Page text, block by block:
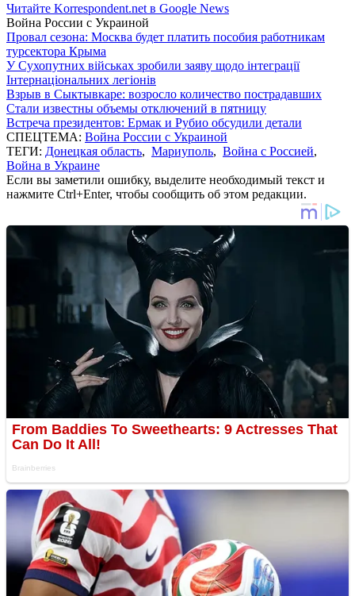
Читайте Korrespondent.net в Google News
Война России с Украиной
Провал сезона: Москва будет платить пособия работникам
турсектора Крыма
У Сухопутних військах зробили заяву щодо інтеграції
Інтернаціональних легіонів
Взрыв в Сыктывкаре: возросло количество пострадавших
Стали известны объемы отключений в пятницу
Встреча президентов: Ермак и Рубио обсудили детали
СПЕЦТЕМА: Война России с Украиной
ТЕГИ: Донецкая область, Мариуполь, Война с Россией,
Война в Украине
Если вы заметили ошибку, выделите необходимый текст и
нажмите Ctrl+Enter, чтобы сообщить об этом редакции.